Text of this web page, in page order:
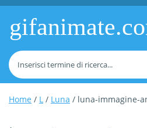
Home / L / Luna / luna-immagine-